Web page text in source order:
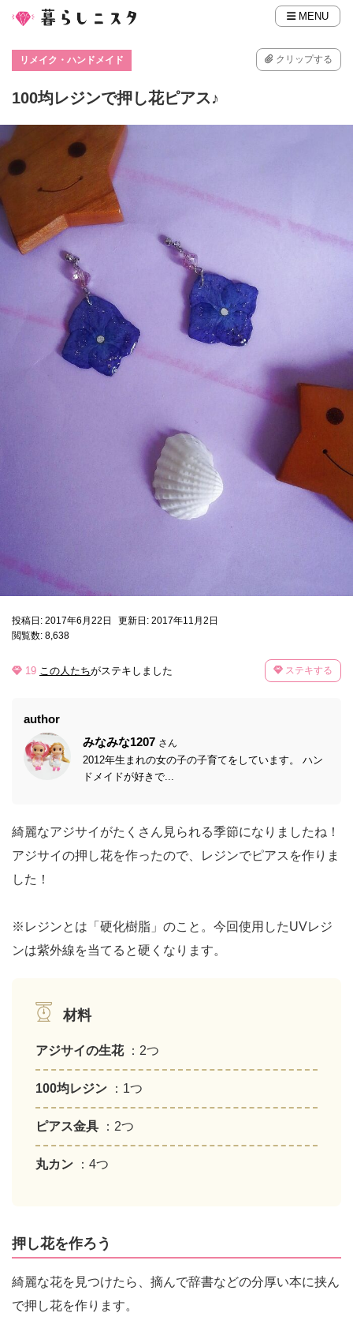
MENU
リメイク・ハンドメイド クリップする
100均レジンで押し花ピアス♪
投稿日: 2017年6月22日
更新日: 2017年11月2日
閲覧数: 8,638
19 この人たちがステキしました ステキする
author
みなみな1207 さん
2012年生まれの女の子の子育てをしています。 ハン
ドメイドが好きで...
綺麗なアジサイがたくさん見られる季節になりましたね！
アジサイの押し花を作ったので、レジンでピアスを作りま
した！
※レジンとは「硬化樹脂」のこと。今回使用したUVレジ
ンは紫外線を当てると硬くなります。
材料
アジサイの生花 ：2つ
100均レジン ：1つ
ピアス金具 ：2つ
丸カン ：4つ
押し花を作ろう
綺麗な花を見つけたら、摘んで辞書などの分厚い本に挟ん
で押し花を作ります。